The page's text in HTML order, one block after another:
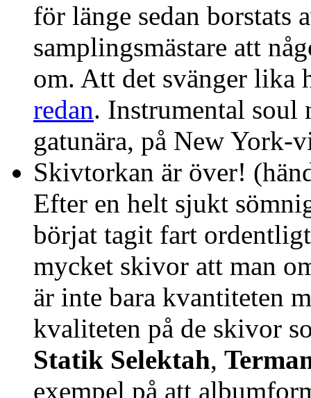
för länge sedan borstats
samplingsmästare att
om. Att det svänger lika
redan. Instrumental soul
gatunära, på New York-
Skivtorkan är över!
Efter en helt sjukt
börjat tagit fart
mycket skivor att man
är inte bara kvantiteten
kvaliteten på de skivor
Statik Selektah,
exempel på att